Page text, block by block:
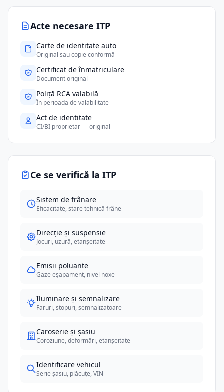
Acte necesare ITP
Carte de identitate auto
Original sau copie conformă
Certificat de înmatriculare
Document original
Poliță RCA valabilă
În perioada de valabilitate
Act de identitate
CI/BI proprietar — original
Ce se verifică la ITP
Sistem de frânare
Eficacitate, stare tehnică frâne
Direcție și suspensie
Jocuri, uzură, etanșeitate
Emisii poluante
Gaze eșapament, nivel noxe
Iluminare și semnalizare
Faruri, stopuri, semnalizatoare
Caroserie și șasiu
Coroziune, deformări, etanșeitate
Identificare vehicul
Serie șasiu, plăcuțe, VIN